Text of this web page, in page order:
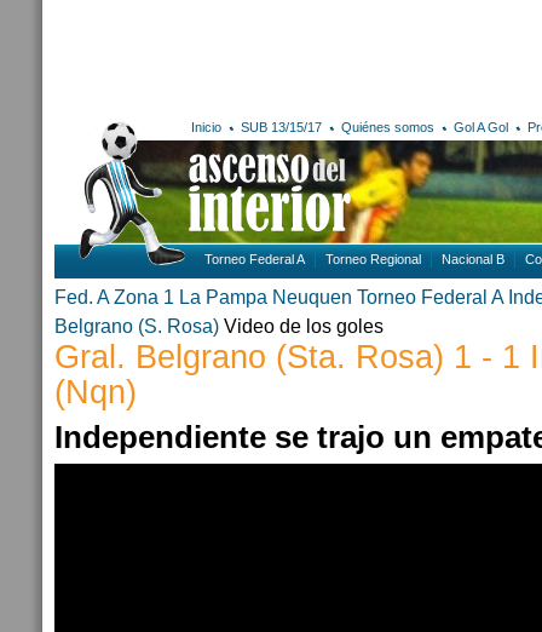
Inicio SUB 13/15/17 Quiénes somos Gol A Gol
Torneo Federal A Torneo Regional Nacional B
Fed. A Zona 1 La Pampa Neuquen Torneo Federal A
Belgrano (S. Rosa) Video de los goles
Gral. Belgrano (Sta. Rosa) 1 - 1
(Nqn)
Independiente se trajo un